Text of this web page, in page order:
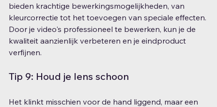
bieden krachtige bewerkingsmogelijkheden, van
kleurcorrectie tot het toevoegen van speciale effecten.
Door je video's professioneel te bewerken, kun je de
kwaliteit aanzienlijk verbeteren en je eindproduct
verfijnen.
Tip 9: Houd je lens schoon
Het klinkt misschien voor de hand liggend, maar een